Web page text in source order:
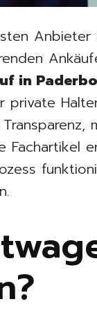
in
private
Fachartikel